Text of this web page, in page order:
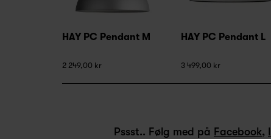
HAY PC Pendant M
2 249,00 kr
HAY PC Pendant L
3 499,00 kr
Pssst.. Følg med på Facebook,